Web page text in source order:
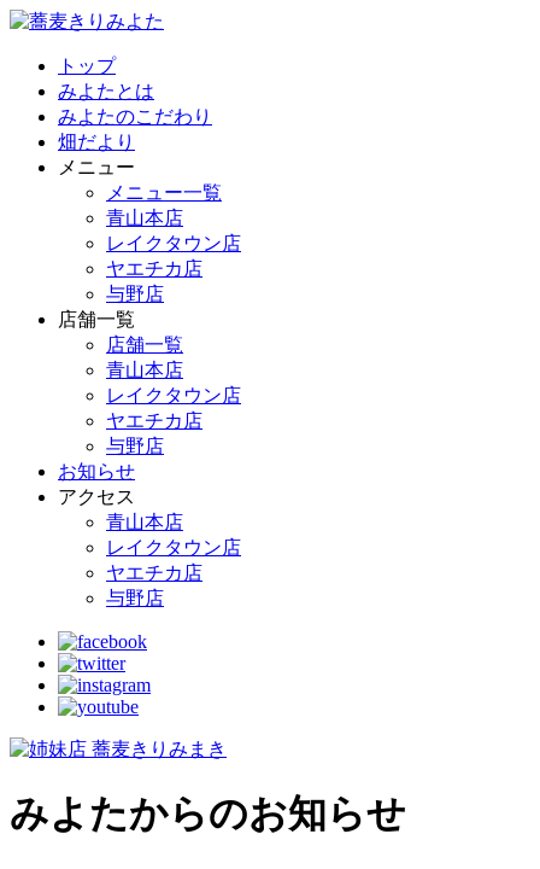
トップ
みよたとは
みよたのこだわり
畑だより
メニュー
メニュー一覧
青山本店
レイクタウン店
ヤエチカ店
与野店
店舗一覧
店舗一覧
青山本店
レイクタウン店
ヤエチカ店
与野店
お知らせ
アクセス
青山本店
レイクタウン店
ヤエチカ店
与野店
みよたからのお知らせ